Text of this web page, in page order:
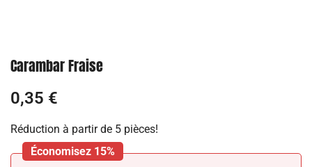
Carambar Fraise
0,35 €
Réduction à partir de 5 pièces!
Économisez 15%